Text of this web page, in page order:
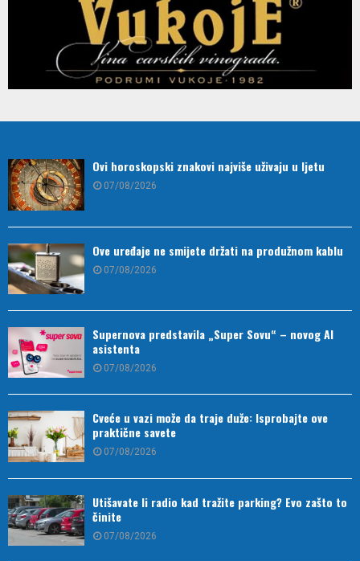
Ovi horoskopski znakovi najviše uživaju u ljetu
07/08/2026
Ove uređaje ne smijete držati na produžnom kablu
07/08/2026
Supernova predstavila „Super Sovu“ – novog AI
asistenta
07/08/2026
Cveće u vazi može da traje duže: Isprobajte ove
praktične savete
07/08/2026
Utišavate li radio kad tražite parking? Evo zašto to
činite
07/08/2026